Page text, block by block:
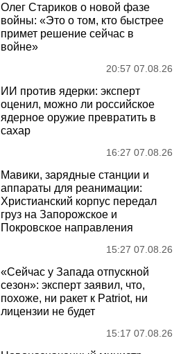
Олег Стариков о новой фазе
войны: «Это о том, кто быстрее
примет решение сейчас в
войне»
20:57 07.08.26
ИИ против ядерки: эксперт
оценил, можно ли российское
ядерное оружие превратить в
сахар
16:27 07.08.26
Мавики, зарядные станции и
аппараты для реанимации:
Христианский корпус передал
груз на Запорожское и
Покровское направления
15:27 07.08.26
«Сейчас у Запада отпускной
сезон»: эксперт заявил, что,
похоже, ни ракет к Patriot, ни
лицензии не будет
15:17 07.08.26